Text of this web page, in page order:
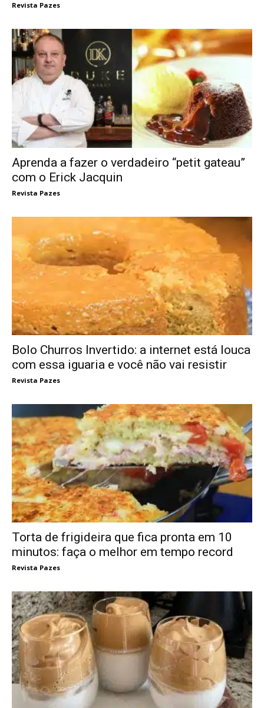
Revista Pazes
Aprenda a fazer o verdadeiro “petit gateau”
com o Erick Jacquin
Revista Pazes
Bolo Churros Invertido: a internet está louca
com essa iguaria e você não vai resistir
Revista Pazes
Torta de frigideira que fica pronta em 10
minutos: faça o melhor em tempo record
Revista Pazes